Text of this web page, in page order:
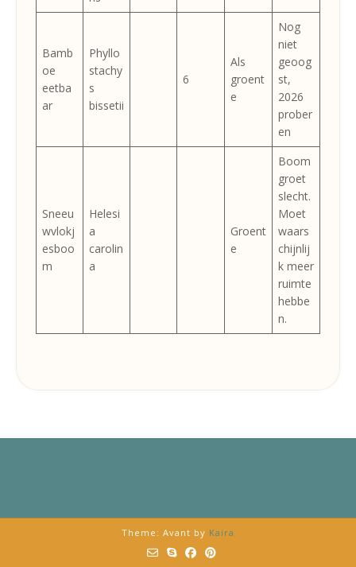
Bamb
oe
eetba
ar
Phyllo
stachy
s
bissetii
6
Als
groent
e
Nog
niet
geoog
st,
2026
prober
en
Sneeu
wvlokj
esboo
m
Helesi
a
carolin
a
Groent
e
Boom
groet
slecht.
Moet
waars
chijnlij
k meer
ruimte
hebbe
n.
Theme: Avant by Kaira